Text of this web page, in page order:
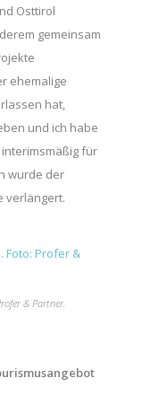
Osttirol
gemeinsam
ehemalige
hat,
und ich habe
für
wurde der
verlängert.
& Partner.